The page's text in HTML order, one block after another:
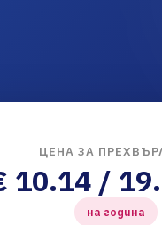
ЦЕНА ЗА
10.14 /
на година